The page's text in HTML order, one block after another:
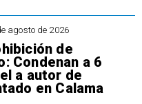
agosto de 2026
de
Condenan a 6
a autor de
en Calama